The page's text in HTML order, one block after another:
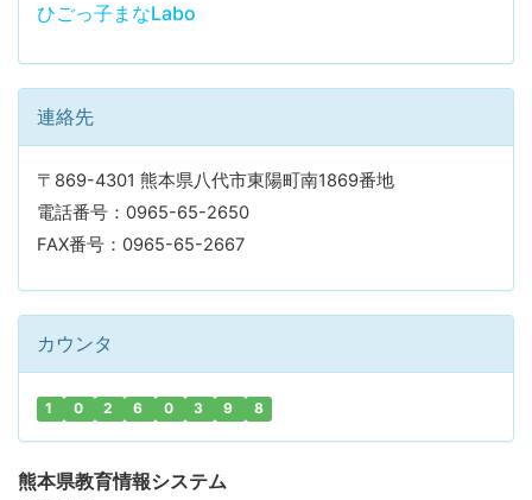
ひごっ子まなLabo
連絡先
〒869-4301 熊本県八代市東陽町南1869番地
電話番号：0965-65-2650
FAX番号：0965-65-2667
カウンタ
1 0 2 6 0 3 9 8
熊本県教育情報システム